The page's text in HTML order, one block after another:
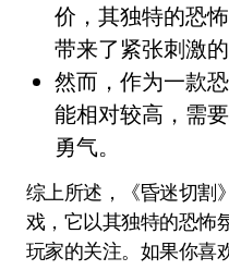
价，其独特的恐
带来了紧张刺激的
然而，作为一款
能相对较高，需
勇气。
综上所述，《昏迷切割
戏，它以其独特的恐怖
玩家的关注。如果你喜